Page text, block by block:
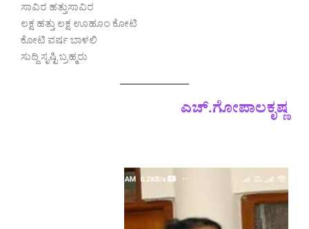
ಸಾವಿರ ಹತ್ತುಸಾವಿರ
ಲಕ್ಷ ಹತ್ತು ಲಕ್ಷ ಊಹೂಂ ಕೋಟಿ
ಕೋಟಿ ವರ್ಷ ಬಾಳಲಿ
ಸುದ್ದಿ ಸೃಷ್ಟಿ ಬ್ರಹ್ಮರು
ಎಚ್.ಗೋಪಾಲಕೃಷ್ಣ